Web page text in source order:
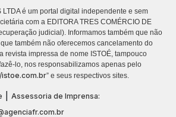
LTDA é um portal digital independente e sem
com a EDITORA TRES COMÉRCIO DE
judicial). Informamos também que não
também não oferecemos cancelamento do
revista impressa de nome ISTOÉ, tampouco
lo, nos responsabilizamos apenas pelo
istoe.com.br” e seus respectivos sites.
Assessoria de Imprensa: